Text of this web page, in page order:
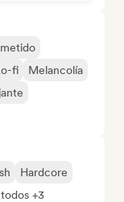
fi
Melancolía
Hardcore
+3